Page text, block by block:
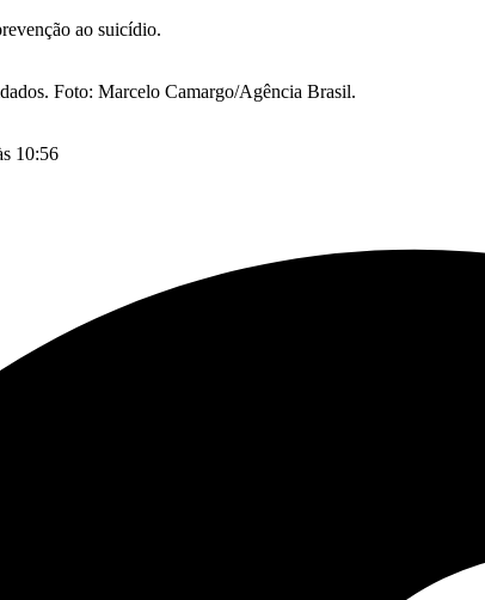
ao suicídio.
Foto: Marcelo Camargo/Agência Brasil.
10:56